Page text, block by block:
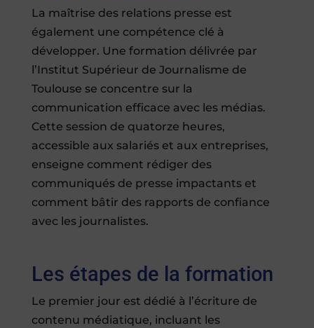
La maîtrise des relations presse est
également une compétence clé à
développer. Une formation délivrée par
l’Institut Supérieur de Journalisme de
Toulouse se concentre sur la
communication efficace avec les médias.
Cette session de quatorze heures,
accessible aux salariés et aux entreprises,
enseigne comment rédiger des
communiqués de presse impactants et
comment bâtir des rapports de confiance
avec les journalistes.
Les étapes de la formation
Le premier jour est dédié à l’écriture de
contenu médiatique, incluant les